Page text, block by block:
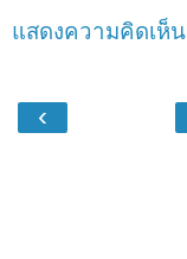
แสดงความคิดเห็น
‹